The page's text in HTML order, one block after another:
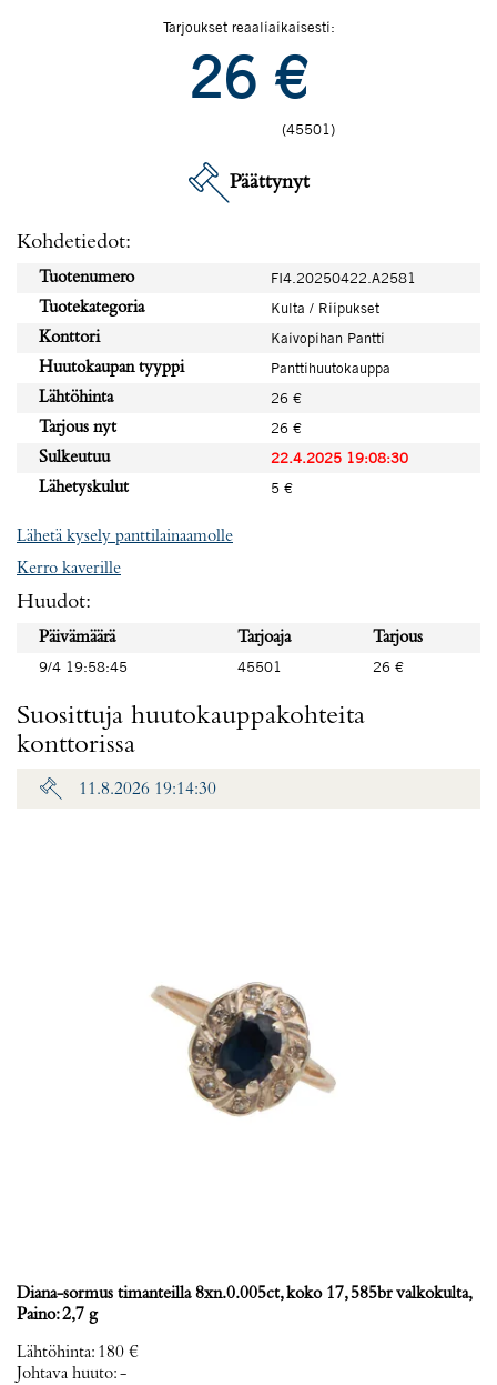
Tarjoukset reaaliaikaisesti:
26 €
(45501)
Päättynyt
Kohdetiedot:
Tuotenumero
FI4.20250422.A2581
Tuotekategoria
Kulta / Riipukset
Konttori
Kaivopihan Pantti
Huutokaupan tyyppi
Panttihuutokauppa
Lähtöhinta
26 €
Tarjous nyt
26 €
Sulkeutuu
22.4.2025 19:08:30
Lähetyskulut
5 €
Lähetä kysely panttilainaamolle
Kerro kaverille
Huudot:
Päivämäärä Tarjoaja
Tarjous
9/4 19:58:45
45501 26 €
Suosittuja huutokauppakohteita
konttorissa
11.8.2026 19:14:30
Diana-sormus timanteilla 8xn.0.005ct, koko 17, 585br valkokulta,
Paino: 2,7 g
Lähtöhinta: 180 €
Johtava huuto:-